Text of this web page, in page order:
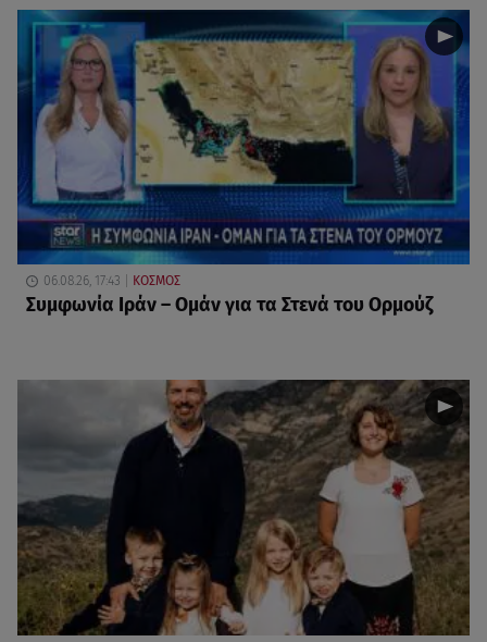
06.08.26, 17:43 ΚΟΣΜΟΣ
Συμφωνία Ιράν – Ομάν για τα Στενά του Ορμούζ